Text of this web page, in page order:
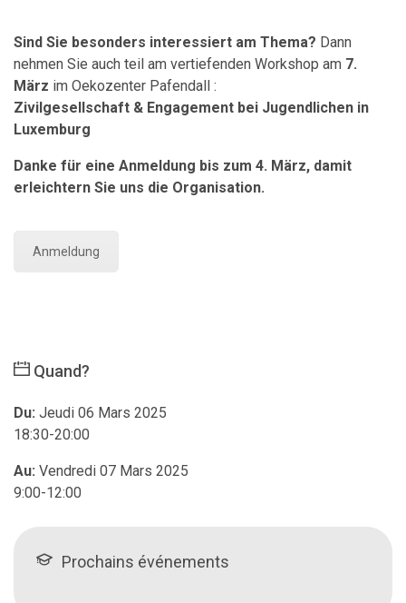
Sind Sie besonders interessiert am Thema? Dann
nehmen Sie auch teil am vertiefenden Workshop am 7.
März im Oekozenter Pafendall :
Zivilgesellschaft & Engagement bei Jugendlichen in
Luxemburg
Danke für eine Anmeldung bis zum 4. März, damit
erleichtern Sie uns die Organisation.
Anmeldung
Quand?
Du: Jeudi 06 Mars 2025
18:30-20:00
Au: Vendredi 07 Mars 2025
9:00-12:00
Prochains événements